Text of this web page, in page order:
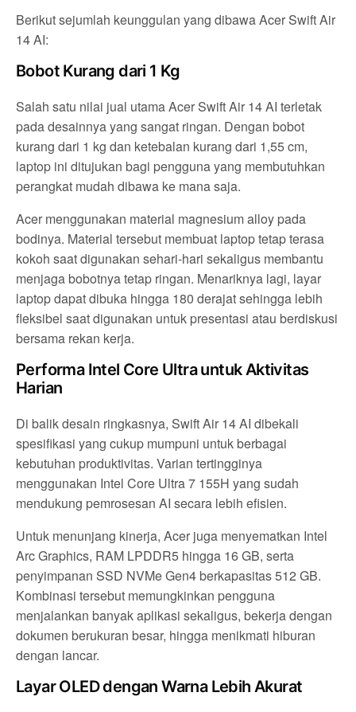
Berikut sejumlah keunggulan yang dibawa Acer Swift Air
14 AI:
Bobot Kurang dari 1 Kg
Salah satu nilai jual utama Acer Swift Air 14 AI terletak
pada desainnya yang sangat ringan. Dengan bobot
kurang dari 1 kg dan ketebalan kurang dari 1,55 cm,
laptop ini ditujukan bagi pengguna yang membutuhkan
perangkat mudah dibawa ke mana saja.
Acer menggunakan material magnesium alloy pada
bodinya. Material tersebut membuat laptop tetap terasa
kokoh saat digunakan sehari-hari sekaligus membantu
menjaga bobotnya tetap ringan. Menariknya lagi, layar
laptop dapat dibuka hingga 180 derajat sehingga lebih
fleksibel saat digunakan untuk presentasi atau berdiskusi
bersama rekan kerja.
Performa Intel Core Ultra untuk Aktivitas
Harian
Di balik desain ringkasnya, Swift Air 14 AI dibekali
spesifikasi yang cukup mumpuni untuk berbagai
kebutuhan produktivitas. Varian tertingginya
menggunakan Intel Core Ultra 7 155H yang sudah
mendukung pemrosesan AI secara lebih efisien.
Untuk menunjang kinerja, Acer juga menyematkan Intel
Arc Graphics, RAM LPDDR5 hingga 16 GB, serta
penyimpanan SSD NVMe Gen4 berkapasitas 512 GB.
Kombinasi tersebut memungkinkan pengguna
menjalankan banyak aplikasi sekaligus, bekerja dengan
dokumen berukuran besar, hingga menikmati hiburan
dengan lancar.
Layar OLED dengan Warna Lebih Akurat